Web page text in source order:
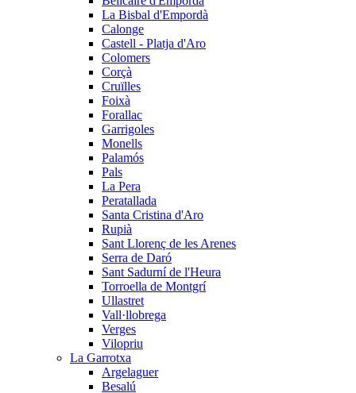
La Bisbal d'Empordà
Calonge
Castell - Platja d'Aro
Colomers
Corçà
Cruïlles
Foixà
Forallac
Garrigoles
Monells
Palamós
Pals
La Pera
Peratallada
Santa Cristina d'Aro
Rupià
Sant Llorenç de les Arenes
Serra de Daró
Sant Sadurní de l'Heura
Torroella de Montgrí
Ullastret
Vall·llobrega
Verges
Vilopriu
La Garrotxa
Argelaguer
Besalú